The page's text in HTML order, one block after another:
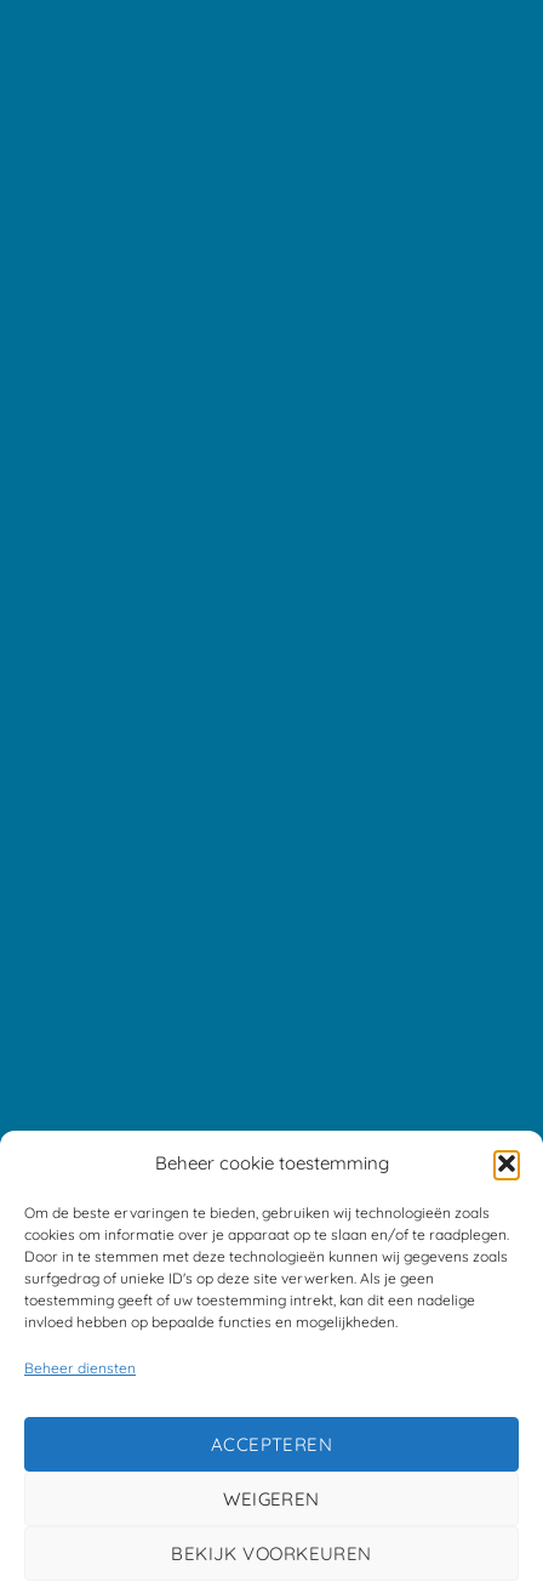
Beheer cookie toestemming
Om de beste ervaringen te bieden, gebruiken wij technologieën zoals
cookies om informatie over je apparaat op te slaan en/of te raadplegen.
Door in te stemmen met deze technologieën kunnen wij gegevens zoals
surfgedrag of unieke ID's op deze site verwerken. Als je geen
toestemming geeft of uw toestemming intrekt, kan dit een nadelige
invloed hebben op bepaalde functies en mogelijkheden.
Beheer diensten
ACCEPTEREN
WEIGEREN
BEKIJK VOORKEUREN